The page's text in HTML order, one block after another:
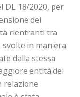
DL 18/2020, per
dei
rientranti tra
in maniera
dalla stessa
entità dei
relazione